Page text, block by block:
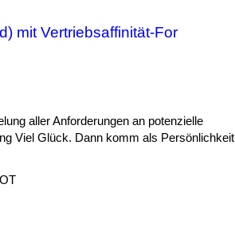
mit Vertriebsaffinität-For
aller Anforderungen an potenzielle
Viel Glück. Dann komm als Persönlichkeit